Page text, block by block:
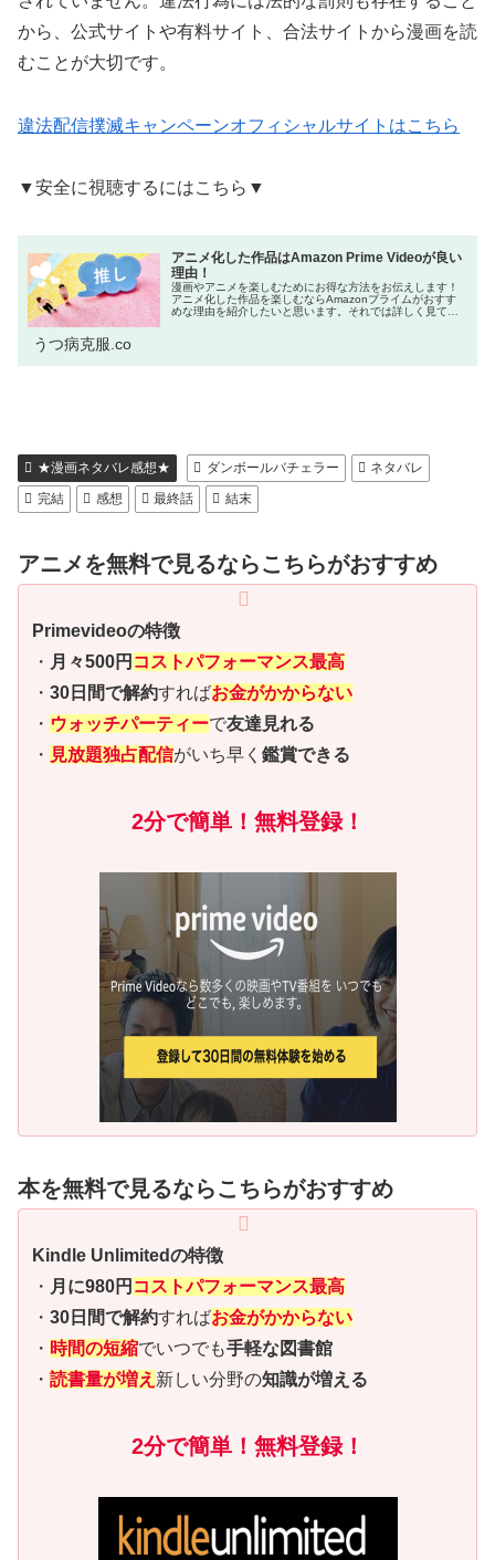
から、公式サイトや有料サイト、合法サイトから漫画を読
むことが大切です。
違法配信撲滅キャンペーンオフィシャルサイトはこちら
▼安全に視聴するにはこちら▼
アニメ化した作品はAmazon Prime Videoが良い
理由！
漫画やアニメを楽しむためにお得な方法をお伝えします！
アニメ化した作品を楽しむならAmazonプライムがおすす
めな理由を紹介したいと思います。それでは詳しく見てい
うつ病克服.co
★漫画ネタバレ感想★ ダンボールバチェラー
ネタバレ
完結
感想 最終話 結末
アニメを無料で見るならこちらがおすすめ
Primevideoの特徴
・ 月々500円 コストパフォーマンス最高
・ 30日間で解約すればお金がかからない
・ ウォッチパーティーで友達見れる
・ 見放題独占配信がいち早く 鑑賞できる
2分で簡単！無料登録！
本を無料で見るならこちらがおすすめ
Kindle Unlimitedの特徴
・ 月に980円 コストパフォーマンス最高
・ 30日間で解約すればお金がかからない
・ 時間の短縮でいつでも手軽な図書館
・ 読書量が増え 新しい分野の知識が増える
2分で簡単！無料登録！